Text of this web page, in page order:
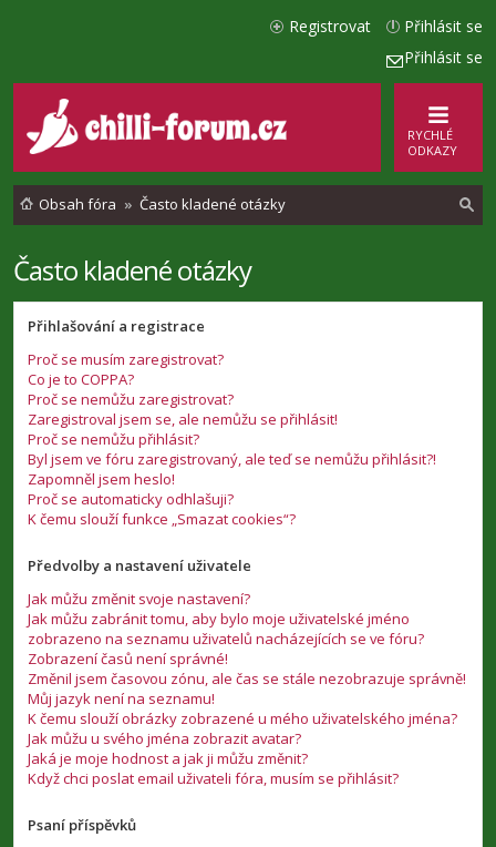
Přihlásit se
Přihlásit se
Registrovat
RYCHLÉ
ODKAZY
Obsah fóra Často kladené otázky
e
Často kladené otázky
Přihlašování a registrace
Proč se musím zaregistrovat?
Co je to COPPA?
Proč se nemůžu zaregistrovat?
Zaregistroval jsem se, ale nemůžu se přihlásit!
Proč se nemůžu přihlásit?
Byl jsem ve fóru zaregistrovaný, ale teď se nemůžu přihlásit?!
Zapomněl jsem heslo!
Proč se automaticky odhlašuji?
K čemu slouží funkce „Smazat cookies“?
Předvolby a nastavení uživatele
Jak můžu změnit svoje nastavení?
Jak můžu zabránit tomu, aby bylo moje uživatelské jméno
zobrazeno na seznamu uživatelů nacházejících se ve fóru?
Zobrazení časů není správné!
Změnil jsem časovou zónu, ale čas se stále nezobrazuje správně!
Můj jazyk není na seznamu!
K čemu slouží obrázky zobrazené u mého uživatelského jména?
Jak můžu u svého jména zobrazit avatar?
Jaká je moje hodnost a jak ji můžu změnit?
Když chci poslat email uživateli fóra, musím se přihlásit?
Psaní příspěvků